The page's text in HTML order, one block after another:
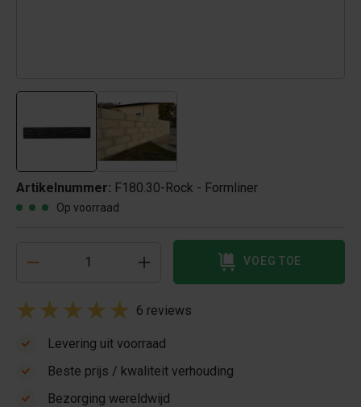
Artikelnummer: F180.30-Rock - Formliner
Op voorraad
VOEG TOE
6 reviews
Levering uit voorraad
Beste prijs / kwaliteit verhouding
Bezorging wereldwijd